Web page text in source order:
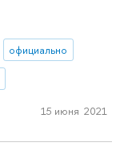
официально
15 июня 2021